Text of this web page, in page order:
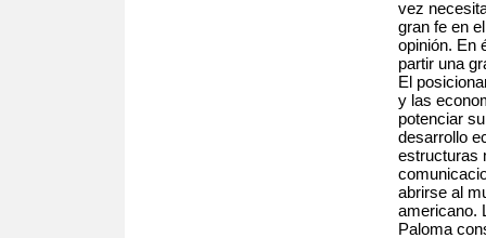
vez
gran fe en
opinión. En
partir una
El
y las
potenciar
desarrollo
estructuras
abrirse al
americano.
Paloma